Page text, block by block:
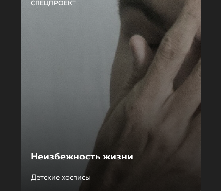
СПЕЦПРОЕКТ
Неизбежность жизни
Детские хосписы